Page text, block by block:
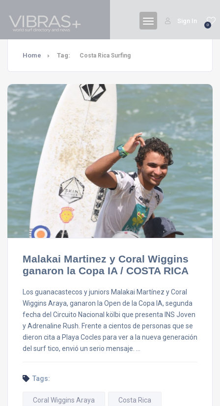
0
Sign In
Home Tag: Costa Rica Surfing
Malakai Martinez y Coral Wiggins
ganaron la Copa IA / COSTA RICA
Los guanacastecos y juniors Malakai Martínez y Coral
Wiggins Araya, ganaron la Open de la Copa IA, segunda
fecha del Circuito Nacional kölbi que presenta INS Joven
y Adrenaline Rush. Frente a cientos de personas que se
dieron cita a Playa Cocles para ver a la nueva generación
del surf tico, envió un serio mensaje. …
Tags:
Coral Wiggins Araya Costa Rica